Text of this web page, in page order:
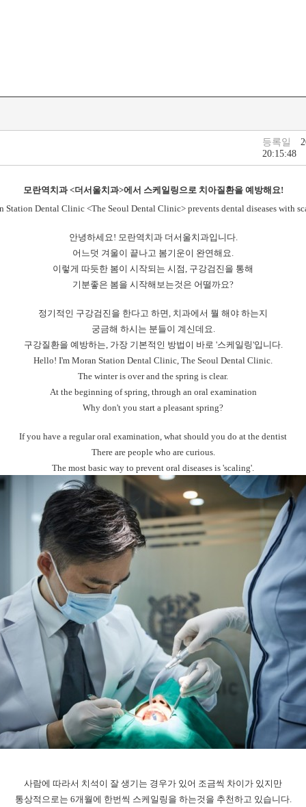
등록일
20:15:48
모란역치과 <더서울치과>에서 스케일링으로 치아질환을 예방해요!
Station Dental Clinic <The Seoul Dental Clinic> prevents dental diseases with
안녕하세요! 모란역치과 더서울치과입니다.
어느덧 겨울이 끝나고 봄기운이 완연해요.
이렇게 따듯한 봄이 시작되는 시점, 구강검진을 통해
기분좋은 봄을 시작해보는것은 어떨까요?
정기적인 구강검진을 한다고 하면, 치과에서 뭘 해야 하는지
궁금해 하시는 분들이 계신데요.
구강질환을 예방하는, 가장 기본적인 방법이 바로 '스케일링'입니다.
Hello! I'm Moran Station Dental Clinic, The Seoul Dental Clinic.
The winter is over and the spring is clear.
At the beginning of spring, through an oral examination
Why don't you start a pleasant spring?
If you have a regular oral examination, what should you do at the dentist
There are people who are curious.
The most basic way to prevent oral diseases is 'scaling'.
사람에 따라서 치석이 잘 생기는 경우가 있어 조금씩 차이가 있지만
통상적으로는 6개월에 한번씩 스케일링을 하는것을 추천하고 있습니다.